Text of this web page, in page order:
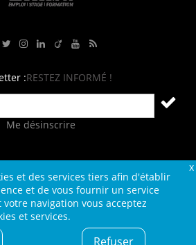
et des services tiers afin d'établir
et de vous fournir un service
navigation vous acceptez
et services.
Refuser
:RESTEZ INFORMÉ !
Me désinscrire
site Qui sommes-nous ?
Liens
Conditions Générales
Informations légales